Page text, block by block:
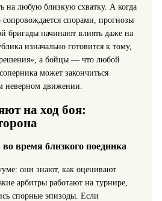
на любую близкую схватку. А когда
спорами, прогнозы
бригады начинают влиять даже на
изначально готовится к тому,
решения», а бойцы — что любой
может закончиться
неверном движении.
на ход боя:
время близкого поединка
они знают, как оценивают
арбитры работают на турнире,
спорные эпизоды. Если